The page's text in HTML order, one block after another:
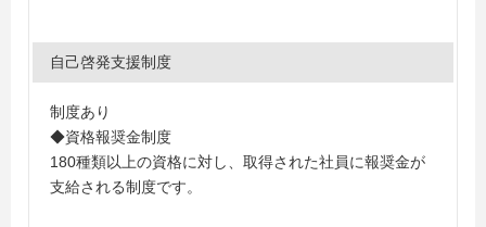
自己啓発支援制度
制度あり
◆資格報奨金制度
180種類以上の資格に対し、取得された社員に報奨金が
支給される制度です。